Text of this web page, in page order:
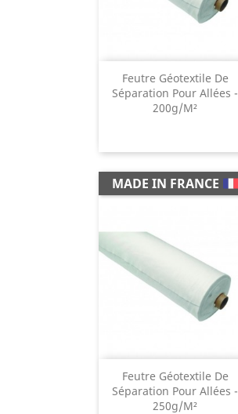
Feutre Géotextile De
Séparation Pour Allées -
200g/m²
Feutre Géotextile De
Séparation Pour Allées -
250g/m²
MADE IN FRANCE